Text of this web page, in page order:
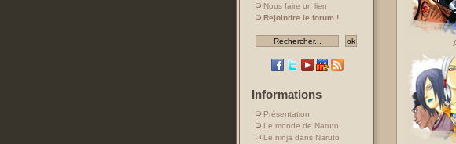
Nous faire un lien
Rejoindre le forum !
Informations
Présentation
Le monde de Naruto
Le ninja dans Naruto